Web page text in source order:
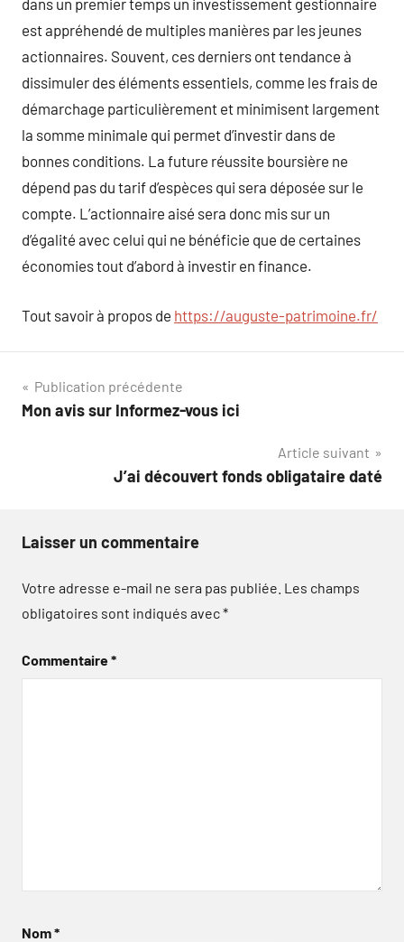
dans un premier temps un investissement gestionnaire
est appréhendé de multiples manières par les jeunes
actionnaires. Souvent, ces derniers ont tendance à
dissimuler des éléments essentiels, comme les frais de
démarchage particulièrement et minimisent largement
la somme minimale qui permet d’investir dans de
bonnes conditions. La future réussite boursière ne
dépend pas du tarif d’espèces qui sera déposée sur le
compte. L’actionnaire aisé sera donc mis sur un
d’égalité avec celui qui ne bénéficie que de certaines
économies tout d’abord à investir en finance.
Tout savoir à propos de https://auguste-patrimoine.fr/
Navigation
de
Publication précédente
Mon avis sur Informez-vous ici
Article suivant
J’ai découvert fonds obligataire daté
Laisser un commentaire
Votre adresse e-mail ne sera pas publiée. Les champs
obligatoires sont indiqués avec*
Commentaire*
Nom*